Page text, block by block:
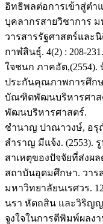
อิทธิพลต่อการเข้าสู่ตำ
บุคลากรสายวิชาการ
วารสารรัฐศาสตร์และ
กาฬสินธุ์. 4(2) : 208-231.
ใจชนก ภาคอัต
ประกันคุณภาพการศึก
บัณฑิตพัฒนบริหารศาส
พัฒนบริหารศาสตร์.
ชํานาญ ปาณาวงษ์, อรุ
สำราญ มีแจ้ง. (2553).
สาเหตุของปัจจัยที่ส่งผ
สถาบันอุดมศึกษา. วาร
มหาวิทยาลัยนเรศวร.
นรา หัตถสิน และวิริญญ
จูงใจในการตีพิมพ์ผลง